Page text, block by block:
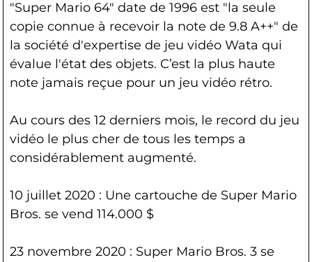
"Super Mario 64" date de 1996 est "la seule
copie connue à recevoir la note de 9.8 A++" de
la société d'expertise de jeu vidéo Wata qui
évalue l'état des objets. C’est la plus haute
note jamais reçue pour un jeu vidéo rétro.
Au cours des 12 derniers mois, le record du jeu
vidéo le plus cher de tous les temps a
considérablement augmenté.
10 juillet 2020 : Une cartouche de Super Mario
Bros. se vend 114.000 $
23 novembre 2020 : Super Mario Bros. 3 se